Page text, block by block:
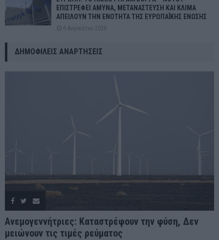
ΕΠΙΣΤΡΕΦΕΙ ΑΜΥΝΑ, ΜΕΤΑΝΑΣΤΕΥΣΗ ΚΑΙ ΚΛΙΜΑ
ΑΠΕΙΛΟΥΝ ΤΗΝ ΕΝΟΤΗΤΑ ΤΗΣ ΕΥΡΩΠΑΪΚΗΣ ΕΝΩΣΗΣ
6 Αυγούστου 2026
ΔΗΜΟΦΙΛΕΊΣ ΑΝΑΡΤΉΣΕΙΣ
Ανεμογεννήτριες: Καταστρέφουν την φύση, Δεν
μειώνουν τις τιμές ρεύματος